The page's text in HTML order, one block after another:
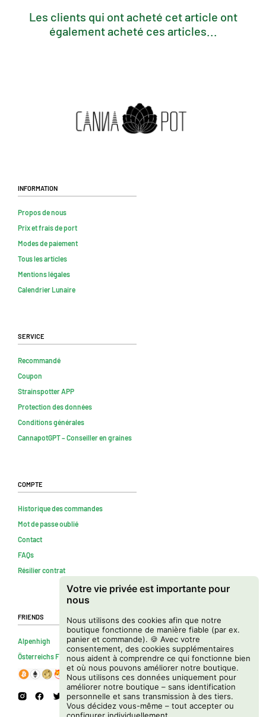
Votre vie privée est importante pour
nous
Nous utilisons des cookies afin que notre
boutique fonctionne de manière fiable (par ex.
panier et commande). 🍪 Avec votre
consentement, des cookies supplémentaires
nous aident à comprendre ce qui fonctionne bien
et où nous pouvons améliorer notre boutique.
Nous utilisons ces données uniquement pour
améliorer notre boutique – sans identification
personnelle et sans transmission à des tiers.
Vous décidez vous-même – tout accepter ou
Les clients qui ont acheté cet article ont
également acheté ces articles...
Information
Propos de nous
Prix et frais de port
Modes de paiement
Tous les articles
Mentions légales
Calendrier Lunaire
Service
Recommandé
Coupon
Strainspotter APP
Protection des données
Conditions générales
CannapotGPT – Conseiller en graines
Compte
Historique des commandes
Mot de passe oublié
Contact
FAQs
Résilier contrat
Friends
Alpenhigh
Österreichs Firmenverzeichnis